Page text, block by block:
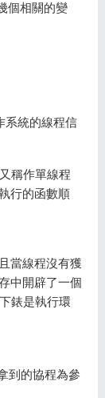
個相關的變
系統的線程信
稱作單線程
行的函數順
當線程沒有獲
中開辟了一個
錶是執行環
到的協程為參